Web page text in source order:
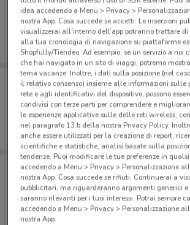
volantini nella tua zona.
Porta DoveConviene sempre con te!
Puoi trovare le migliori offerte dei
salvarle e creare la tua lista del
dal tuo cellulare.
SCARICA
Negozi Unieuro a Fonte Nuova
idea accedendo a Menu > Privacy >
nostra App. Cosa succede se accetti: Le inserzioni
visualizzerai all'interno dell’app potranno trattare
alla tua cronologia di navigazione su piattaforme
Shopfully/Tiendeo. Ad esempio, se un servizio a noi
che hai navigato in un sito di viaggi, potremo
tema vacanze. Inoltre, i dati sulla posizione (nel
il relativo consenso) insieme alle informazioni sulle
rete e agli identificativi del dispositivo, possono
condivisi con terze parti per comprendere e
le esperienze applicative sulle delle reti wireless,
nel paragrafo 13.b della nostra Privacy Policy.
anche essere utilizzati per la creazione di report,
scientifiche e statistiche, analisi basate sulla
tendenze. Puoi modificare le tue preferenze in
accedendo a Menu > Privacy > Personalizzazione
nostra App. Cosa succede se rifiuti: Continuerai a
pubblicitari, ma riguarderanno argomenti generici e
saranno rilevanti per i tuoi interessi. Potrai sempre
accedendo a Menu > Privacy > Personalizzazione
nostra App.